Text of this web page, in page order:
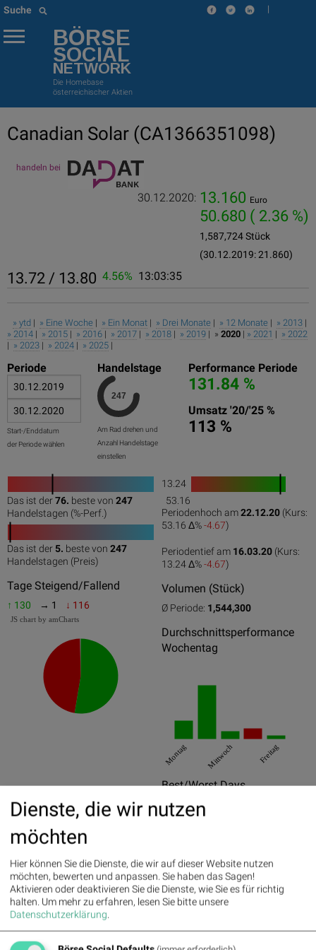
Suche |
BÖRSE
SOCIAL
NETWORK
Die Homebase
österreichischer Aktien
Canadian Solar (CA1366351098)
handeln bei
30.12.2020: 13.160 Euro
50.680 ( 2.36 %)
1,587,724 Stück
(30.12.2019: 21.860)
13.72 / 13.80 4.56% 13:03:35
» ytd | » Eine Woche | » Ein Monat | » Drei Monate | » 12 Monate | » 2013 |
» 2014 | » 2015 | » 2016 | » 2017 | » 2018 | » 2019 | » 2020 | » 2021 | » 2022
| » 2023 | » 2024 | » 2025 |
Periode
Start-/Enddatum
der Periode wählen
Handelstage
Am Rad drehen und
Anzahl Handelstage
einstellen
Performance Periode
131.84 %
Umsatz '20/'25 %
113 %
Das ist der76. beste von 247
Handelstagen (%-Perf.)
Das ist der 5. beste von 247
Handelstagen (Preis)
Tage Steigend/Fallend
↑ 130 → 1 ↓ 116
JS chart by amCharts
13.24
1
0 100
53.16
Periodenhoch am22.12.20 (Kurs:
53.16 Δ%-4.67)
Periodentief am 16.03.20 (Kurs:
13.24 Δ%-4.67)
Volumen (Stück)
Ø Periode: 1,544,300
Durchschnittsperformance
Wochentag
Montag Mittwoch Freitag
Best/Worst Days
28.08.2020
16.03.2020 -21.19%
09.03.2020 -14.57%
27.03.2020 -12.28%
Dienste, die wir nutzen
möchten
Hier können Sie die Dienste, die wir auf dieser Website nutzen
möchten, bewerten und anpassen. Sie haben das Sagen!
Aktivieren oder deaktivieren Sie die Dienste, wie Sie es für richtig
halten. Um mehr zu erfahren, lesen Sie bitte unsere
Datenschutzerklärung.